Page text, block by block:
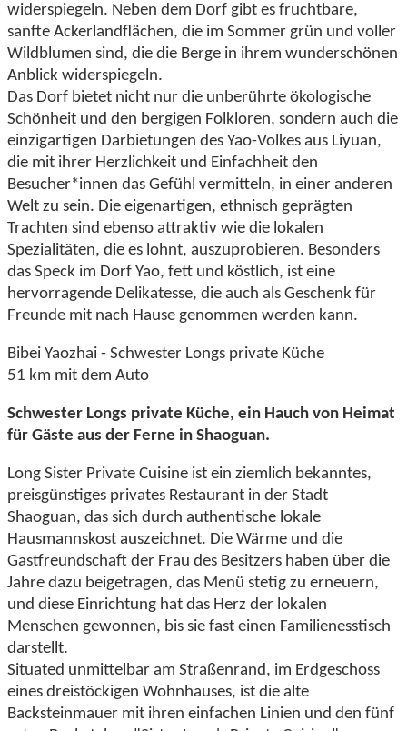
widerspiegeln. Neben dem Dorf gibt es fruchtbare,
sanfte Ackerlandflächen, die im Sommer grün und voller
Wildblumen sind, die die Berge in ihrem wunderschönen
Anblick widerspiegeln.
Das Dorf bietet nicht nur die unberührte ökologische
Schönheit und den bergigen Folkloren, sondern auch die
einzigartigen Darbietungen des Yao-Volkes aus Liyuan,
die mit ihrer Herzlichkeit und Einfachheit den
Besucher*innen das Gefühl vermitteln, in einer anderen
Welt zu sein. Die eigenartigen, ethnisch geprägten
Trachten sind ebenso attraktiv wie die lokalen
Spezialitäten, die es lohnt, auszuprobieren. Besonders
das Speck im Dorf Yao, fett und köstlich, ist eine
hervorragende Delikatesse, die auch als Geschenk für
Freunde mit nach Hause genommen werden kann.
Bibei Yaozhai - Schwester Longs private Küche
51 km mit dem Auto
Schwester Longs private Küche, ein Hauch von Heimat
für Gäste aus der Ferne in Shaoguan.
Long Sister Private Cuisine ist ein ziemlich bekanntes,
preisgünstiges privates Restaurant in der Stadt
Shaoguan, das sich durch authentische lokale
Hausmannskost auszeichnet. Die Wärme und die
Gastfreundschaft der Frau des Besitzers haben über die
Jahre dazu beigetragen, das Menü stetig zu erneuern,
und diese Einrichtung hat das Herz der lokalen
Menschen gewonnen, bis sie fast einen Familienesstisch
darstellt.
Situated unmittelbar am Straßenrand, im Erdgeschoss
eines dreistöckigen Wohnhauses, ist die alte
Backsteinmauer mit ihren einfachen Linien und den fünf